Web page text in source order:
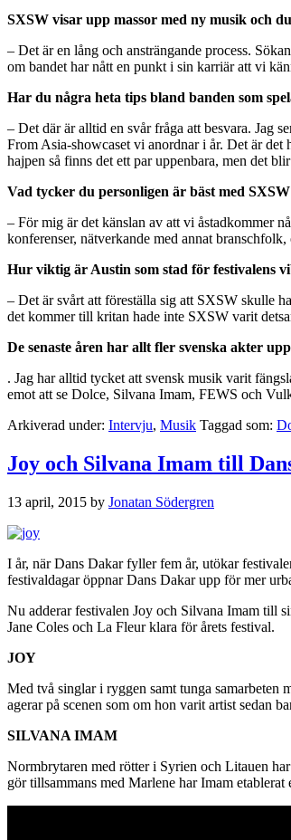
SXSW visar upp massor med ny musik och
– Det är en lång och ansträngande process.
om bandet har nått en punkt i sin karriär att vi
Har du några heta tips bland banden som
– Det där är alltid en svår fråga att besvara. Jag
From Asia-showcaset vi anordnar i år. Det är
hajpen så finns det ett par uppenbara, men det
Vad tycker du personligen är bäst med
– För mig är det känslan av att vi åstadkommer
konferenser, nätverkande med annat
Hur viktig är Austin som stad för festivalens
– Det är svårt att föreställa sig att SXSW skulle
det kommer till kritan hade inte SXSW varit
De senaste åren har allt fler svenska akter
. Jag har alltid tycket att svensk musik varit
emot att se Dolce, Silvana Imam, FEWS och
Arkiverad under: Intervju, Musik Taggad som:
Joy och Silvana Imam till
13 april, 2015 by Jonatan Södergren
I år, när Dans Dakar fyller fem år, utökar
festivaldagar öppnar Dans Dakar upp för mer
Nu adderar festivalen Joy och Silvana Imam till
Jane Coles och La Fleur klara för årets festival.
JOY
Med två singlar i ryggen samt tunga samarbeten
agerar på scenen som om hon varit artist sedan
SILVANA IMAM
Normbrytaren med rötter i Syrien och Litauen
gör tillsammans med Marlene har Imam